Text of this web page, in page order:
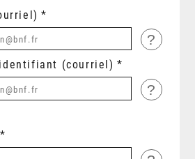
?
(courriel)
?